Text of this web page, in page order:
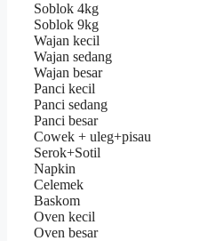
Soblok 4kg
Soblok 9kg
Wajan kecil
Wajan sedang
Wajan besar
Panci kecil
Panci sedang
Panci besar
Cowek + uleg+pisau
Serok+Sotil
Napkin
Celemek
Baskom
Oven kecil
Oven besar